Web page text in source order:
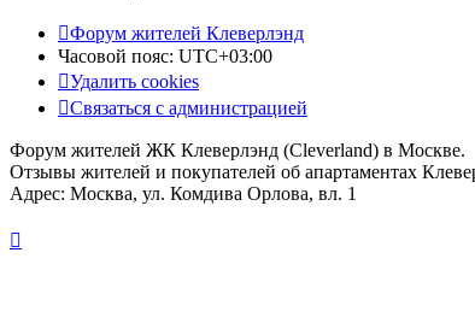
Форум жителей Клеверлэнд
Часовой пояс: UTC+03:00
Удалить cookies
Связаться с администрацией
Форум жителей ЖК Клеверлэнд (Cleverland) в Москве.
Отзывы жителей и покупателей об апартаментах
Адрес: Москва, ул. Комдива Орлова, вл. 1